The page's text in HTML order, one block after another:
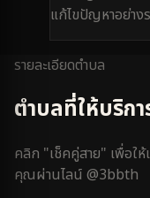
แก้ไขปัญหาอย่างร
รายละเอียดตำบล
ตำบลที่ให้บริกา
คลิก "เช็คคู่สาย" เพื่อใ
คุณผ่านไลน์ @3bbth